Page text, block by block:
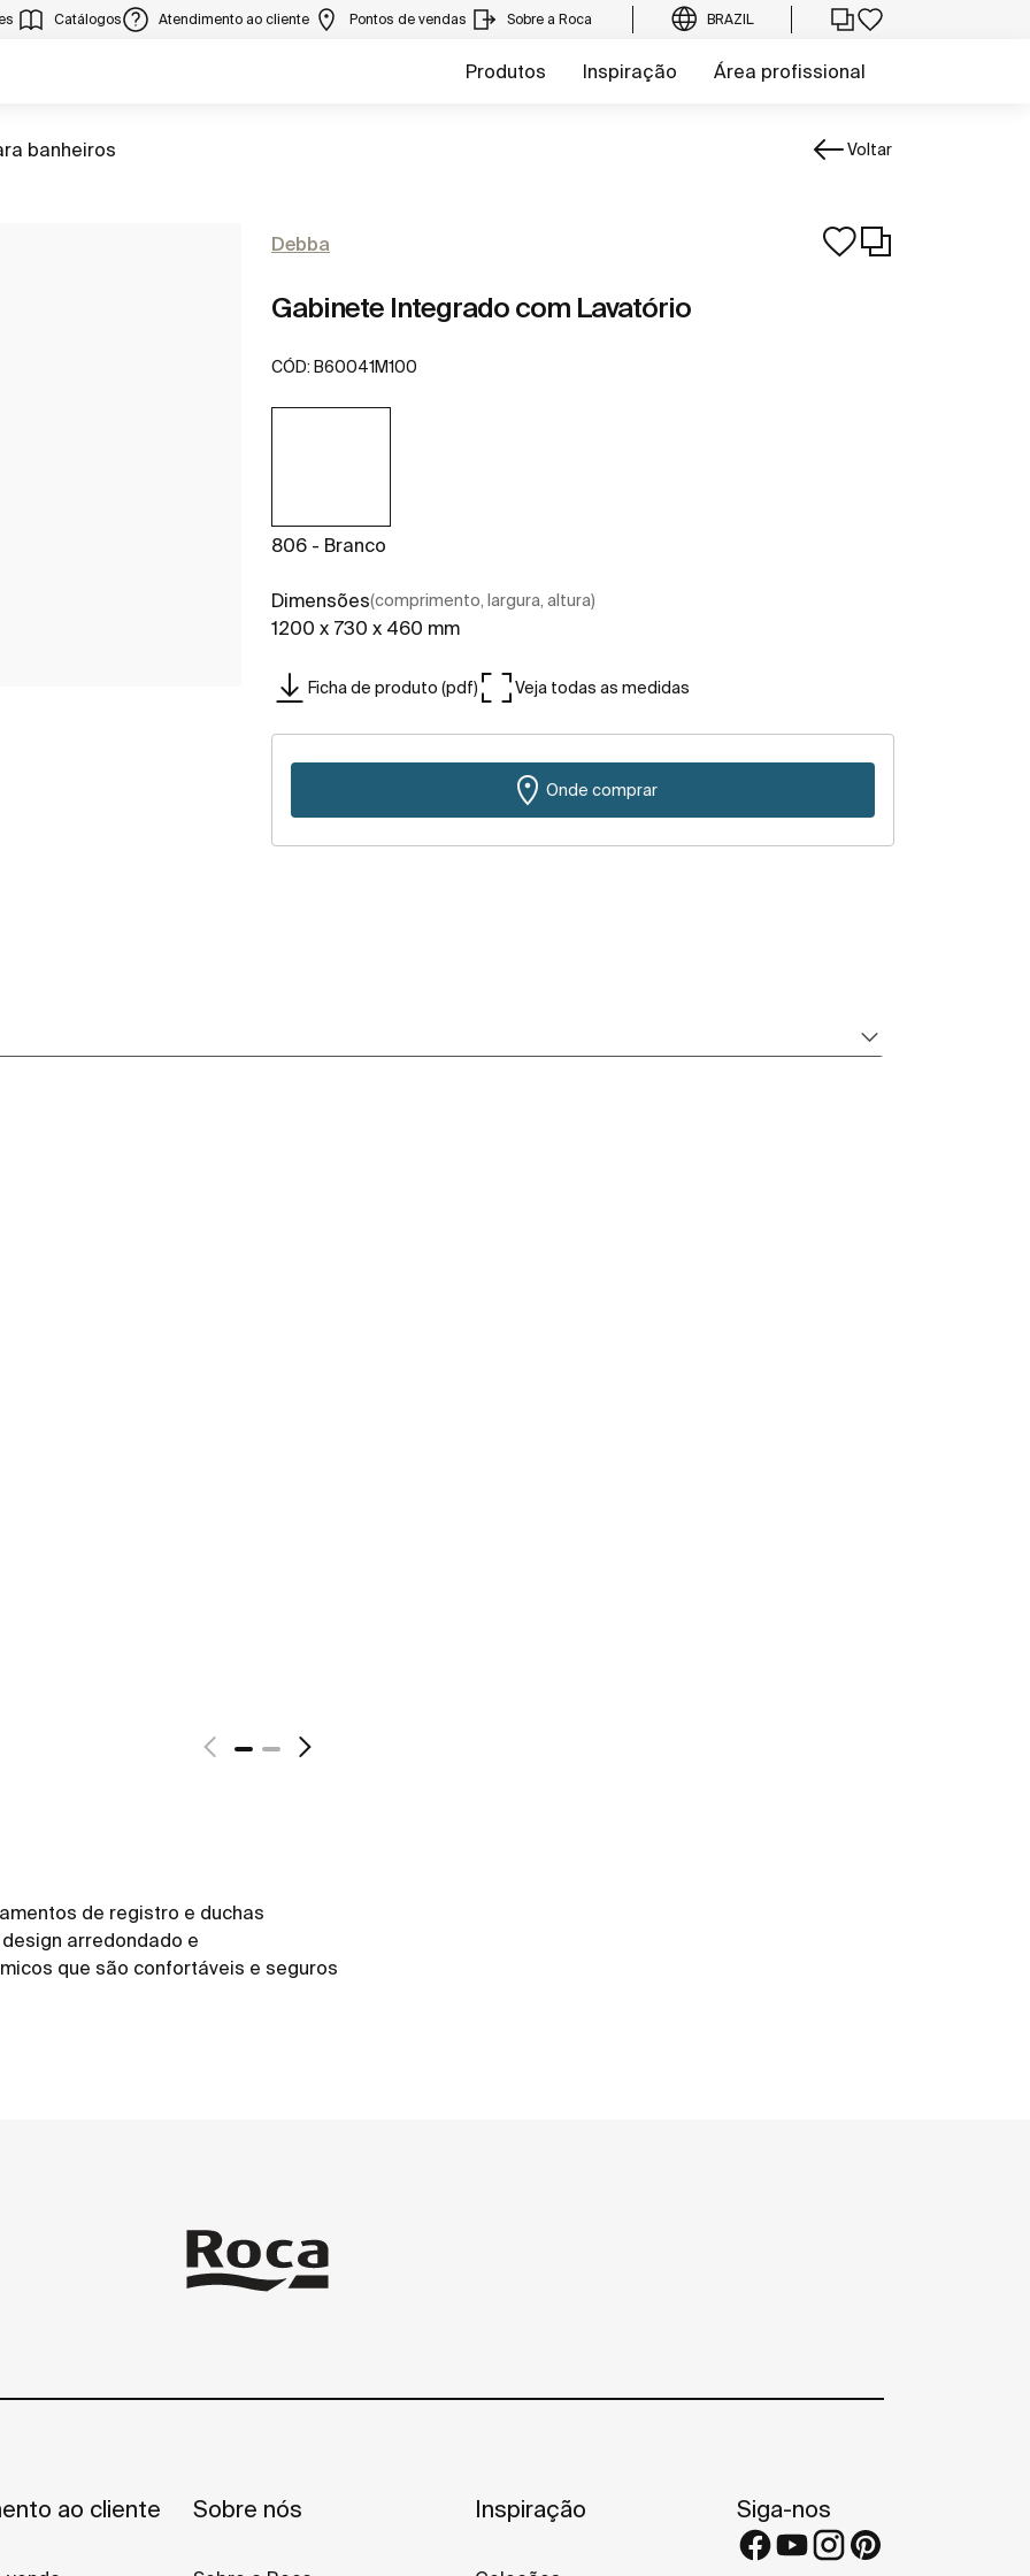
Catálogos Atendimento ao cliente Pontos de vendas Sobre a Roca BRAZIL
Produtos Inspiração Área profissional
banheiros Voltar
Debba
Gabinete Integrado com Lavatório
CÓD: B60041M100
806 - Branco
Dimensões(comprimento, largura, altura)
1200 x 730 x 460 mm
Ficha de produto (pdf) Veja todas as medidas
Onde comprar
de registro e duchas
arredondado e
que são confortáveis e seguros
ao cliente Sobre nós Inspiração Siga-nos